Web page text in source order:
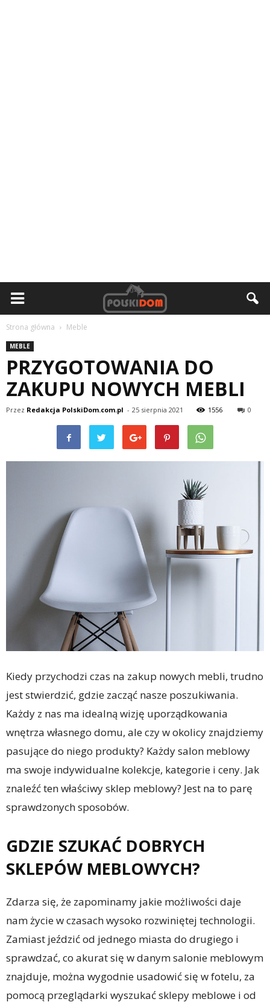
Strona główna Meble
MEBLE
PRZYGOTOWANIA DO
ZAKUPU NOWYCH MEBLI
Przez Redakcja PolskiDom.com.pl - 25 sierpnia 2021 1556 0
Kiedy przychodzi czas na zakup nowych mebli, trudno
jest stwierdzić, gdzie zacząć nasze poszukiwania.
Każdy z nas ma idealną wizję uporządkowania
wnętrza własnego domu, ale czy w okolicy znajdziemy
pasujące do niego produkty? Każdy salon meblowy
ma swoje indywidualne kolekcje, kategorie i ceny. Jak
znaleźć ten właściwy sklep meblowy? Jest na to parę
sprawdzonych sposobów.
GDZIE SZUKAĆ DOBRYCH
SKLEPÓW MEBLOWYCH?
Zdarza się, że zapominamy jakie możliwości daje
nam życie w czasach wysoko rozwiniętej technologii.
Zamiast jeździć od jednego miasta do drugiego i
sprawdzać, co akurat się w danym salonie meblowym
znajduje, można wygodnie usadowić się w fotelu, za
pomocą przeglądarki wyszukać sklepy meblowe i od